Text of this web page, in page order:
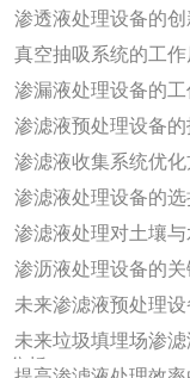
渗透液处理设备的
真空抽吸系统的工
渗漏液处理设备的
渗滤液预处理设备
渗滤液收集系统优
渗滤液处理设备的
渗滤液处理对土壤
渗沥液处理设备的
未来渗滤液预处理
未来垃圾填埋场渗
分析